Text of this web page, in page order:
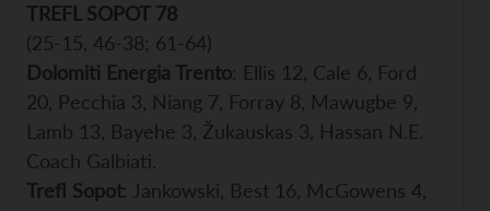
TREFL SOPOT 78
(25-15, 46-38; 61-64)
Dolomiti Energia Trento: Ellis 12, Cale 6, Ford
20, Pecchia 3, Niang 7, Forray 8, Mawugbe 9,
Lamb 13, Bayehe 3, Žukauskas 3, Hassan N.E.
Coach Galbiati.
Trefl Sopot: Jankowski, Best 16, McGowens 4,